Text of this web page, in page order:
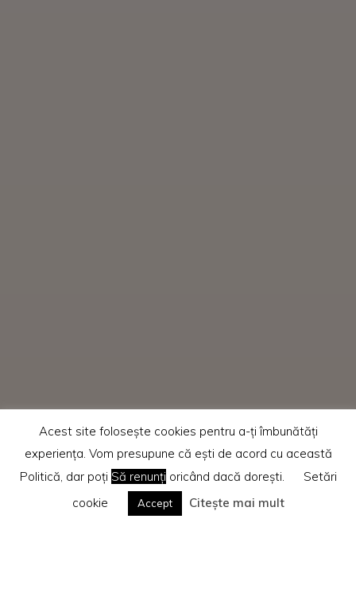
HomeRecenzii cărti
Acest site folosește cookies pentru a-ți îmbunătăți
experiența. Vom presupune că ești de acord cu această
Politică, dar poți Să renunți oricând dacă dorești.
Setări
cookie
Accept Citește mai mult